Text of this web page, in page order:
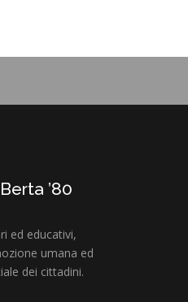
’80
ed educativi,
umana ed
dei cittadini.